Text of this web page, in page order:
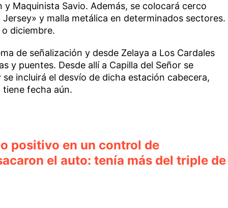
y Maquinista Savio. Además, se colocará cerco
y malla metálica en determinados sectores.
diciembre.
de señalización y desde Zelaya a Los Cardales
y puentes. Desde allí a Capilla del Señor se
incluirá el desvío de dicha estación cabecera,
fecha aún.
positivo en un control de
el auto: tenía más del triple de